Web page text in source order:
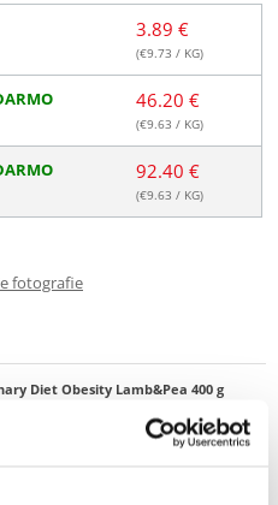
3.89 €
(€9.73 / KG)
46.20 €
(€9.63 / KG)
92.40 €
(€9.63 / KG)
fotografie
Diet Obesity Lamb&Pea 400 g